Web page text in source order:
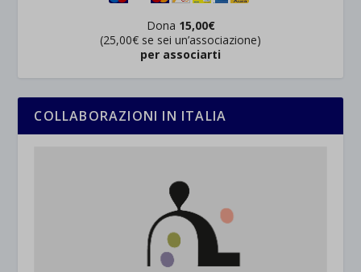
Dona 15,00€
(25,00€ se sei un’associazione)
per associarti
COLLABORAZIONI IN ITALIA